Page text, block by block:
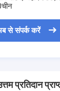
से संपर्क करें
प्रतिदान